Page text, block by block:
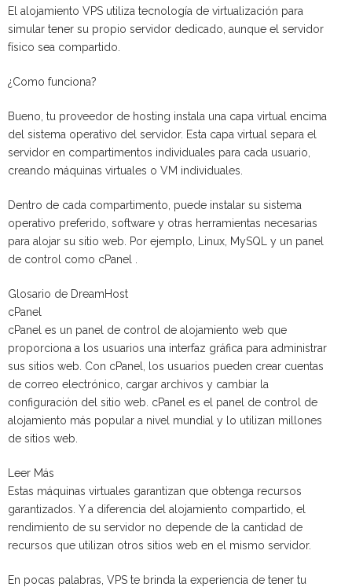
El alojamiento VPS utiliza tecnología de virtualización para
simular tener su propio servidor dedicado, aunque el servidor
físico sea compartido.
¿Como funciona?
Bueno, tu proveedor de hosting instala una capa virtual encima
del sistema operativo del servidor. Esta capa virtual separa el
servidor en compartimentos individuales para cada usuario,
creando máquinas virtuales o VM individuales.
Dentro de cada compartimento, puede instalar su sistema
operativo preferido, software y otras herramientas necesarias
para alojar su sitio web. Por ejemplo, Linux, MySQL y un panel
de control como cPanel .
Glosario de DreamHost
cPanel
cPanel es un panel de control de alojamiento web que
proporciona a los usuarios una interfaz gráfica para administrar
sus sitios web. Con cPanel, los usuarios pueden crear cuentas
de correo electrónico, cargar archivos y cambiar la
configuración del sitio web. cPanel es el panel de control de
alojamiento más popular a nivel mundial y lo utilizan millones
de sitios web.
Leer Más
Estas máquinas virtuales garantizan que obtenga recursos
garantizados. Y a diferencia del alojamiento compartido, el
rendimiento de su servidor no depende de la cantidad de
recursos que utilizan otros sitios web en el mismo servidor.
En pocas palabras, VPS te brinda la experiencia de tener tu